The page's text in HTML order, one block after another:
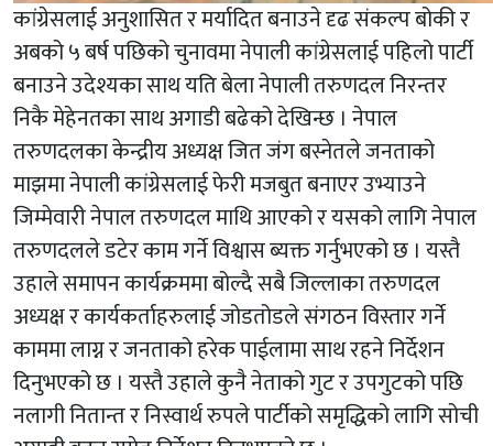
कांग्रेसलाई अनुशासित र मर्यादित बनाउने दृढ संकल्प बोकी र
अबको ५ बर्ष पछिको चुनावमा नेपाली कांग्रेसलाई पहिलो पार्टी
बनाउने उदेश्यका साथ यति बेला नेपाली तरुणदल निरन्तर
निकै मेहेनतका साथ अगाडी बढेको देखिन्छ । नेपाल
तरुणदलका केन्द्रीय अध्यक्ष जित जंग बस्नेतले जनताको
माझमा नेपाली कांग्रेसलाई फेरी मजबुत बनाएर उभ्याउने
जिम्मेवारी नेपाल तरुणदल माथि आएको र यसको लागि नेपाल
तरुणदलले डटेर काम गर्ने विश्वास ब्यक्त गर्नुभएको छ । यस्तै
उहाले समापन कार्यक्रममा बोल्दै सबै जिल्लाका तरुणदल
अध्यक्ष र कार्यकर्ताहरुलाई जोडतोडले संगठन विस्तार गर्ने
काममा लाग्न र जनताको हरेक पाईलामा साथ रहने निर्देशन
दिनुभएको छ । यस्तै उहाले कुनै नेताको गुट र उपगुटको पछि
नलागी नितान्त र निस्वार्थ रुपले पार्टीको समृद्धिको लागि सोची